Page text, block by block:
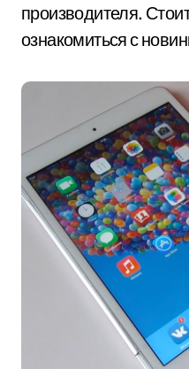
производителя.
ознакомиться с